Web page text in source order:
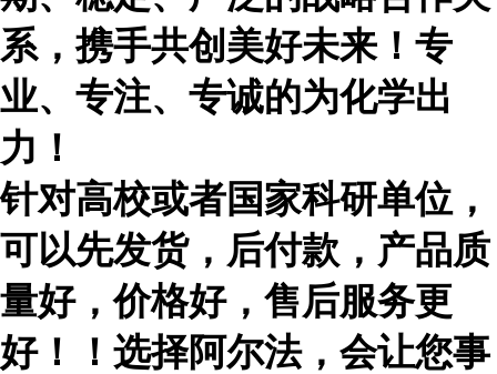
系，携手共创美好未来！专
业、专注、专诚的为化学出
力！
针对高校或者国家科研单位，
可以先发货，后付款，产品质
量好，价格好，售后服务更
好！！选择阿尔法，会让您事